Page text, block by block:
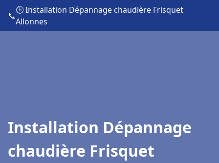
📞
🕒 Installation Dépannage chaudière Frisquet
Allonnes
Installation Dépannage
chaudière Frisquet